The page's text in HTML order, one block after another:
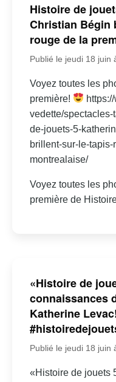
Histoire de
Christian Bégin
rouge de la
Publié le jeudi 18 juin
Voyez toutes les
première!
vedette/
de-jouets-5-
brillent-sur-le-
montrealaise/
Voyez toutes les
première de
«Histoire de
connaissances
Katherine
Publié le jeudi 18 juin
«Histoire de jouets